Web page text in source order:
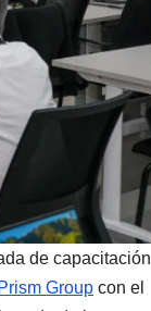
de capacitación
Group con el